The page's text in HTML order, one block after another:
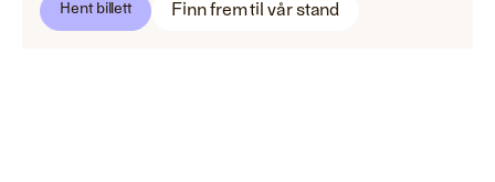
Hent billett Finn frem til vår stand